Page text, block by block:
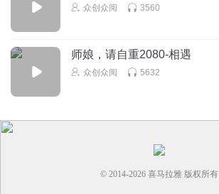
众创众阅 3560
师娘，请自重2080-相遇
众创众阅 5632
© 2014-2026 喜马拉雅 版权所有